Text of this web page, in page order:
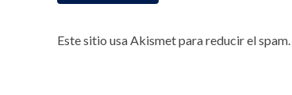
Este sitio usa Akismet para reducir el spam.